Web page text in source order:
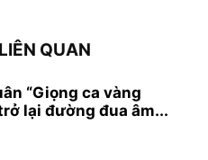
QUAN
“Giọng ca vàng
lại đường đua âm...